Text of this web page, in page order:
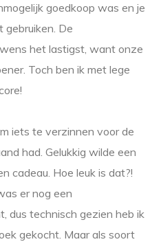
goedkoop was en je
gebruiken. De
het lastigst, want onze
Toch ben ik met lege
iets te verzinnen voor de
had. Gelukkig wilde een
cadeau. Hoe leuk is dat?!
er nog een
dus technisch gezien heb ik
gekocht. Maar als soort